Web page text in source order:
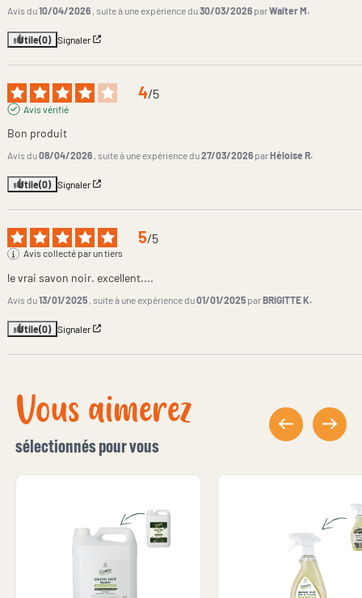
Avis du10/04/2026 , suite à une expérience du30/03/2026 parWalter M.
Utile(0) Signaler
4/5
Avis vérifié
Bon produit
Avis du08/04/2026 , suite à une expérience du27/03/2026 parHéloise R.
Utile(0) Signaler
5/5
Avis collecté par un tiers
le vrai savon noir. excellent....
Avis du13/01/2025 , suite à une expérience du01/01/2025 parBRIGITTE K.
Utile(0) Signaler
Vous aimerez
sélectionnés pour vous